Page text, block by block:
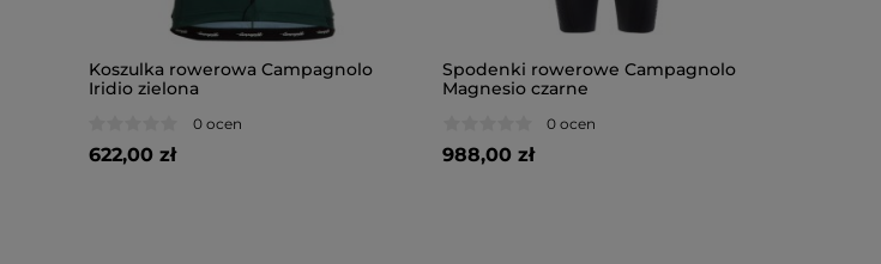
Koszulka rowerowa Campagnolo
Iridio zielona
0 ocen
622,00 zł
Spodenki rowerowe Campagnolo
Magnesio czarne
0 ocen
988,00 zł